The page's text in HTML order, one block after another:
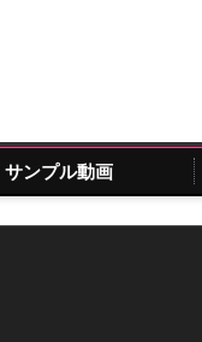
サンプル動画